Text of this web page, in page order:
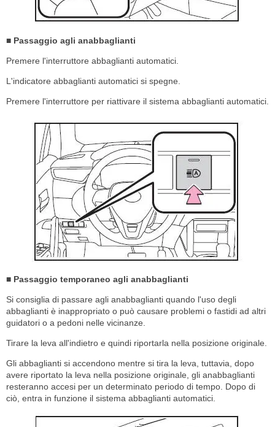
■ Passaggio agli anabbaglianti
Premere l'interruttore abbaglianti automatici.
L'indicatore abbaglianti automatici si spegne.
Premere l'interruttore per riattivare il sistema abbaglianti automatici.
■ Passaggio temporaneo agli anabbaglianti
Si consiglia di passare agli anabbaglianti quando l'uso degli
abbaglianti è inappropriato o può causare problemi o fastidi ad altri
guidatori o a pedoni nelle vicinanze.
Tirare la leva all'indietro e quindi riportarla nella posizione originale.
Gli abbaglianti si accendono mentre si tira la leva, tuttavia, dopo
avere riportato la leva nella posizione originale, gli anabbaglianti
resteranno accesi per un determinato periodo di tempo. Dopo di
ciò, entra in funzione il sistema abbaglianti automatici.